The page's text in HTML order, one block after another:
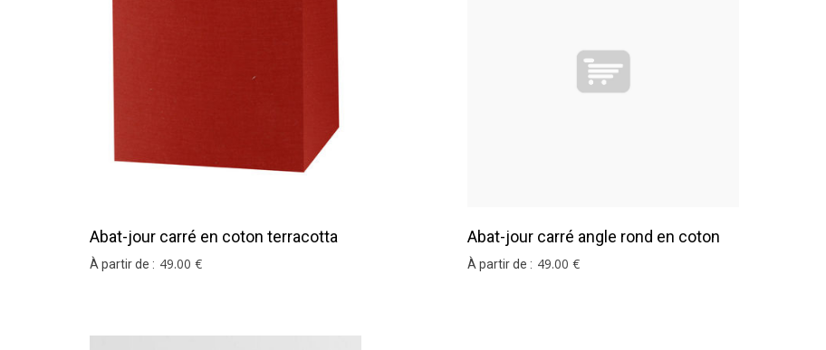
Abat-jour carré en coton terracotta
À partir de : 49.00 €
Abat-jour carré angle rond en coton
terracotta
À partir de : 49.00 €